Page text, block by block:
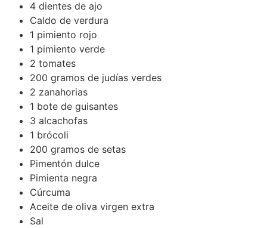
4 dientes de ajo
Caldo de verdura
1 pimiento rojo
1 pimiento verde
2 tomates
200 gramos de judías verdes
2 zanahorias
1 bote de guisantes
3 alcachofas
1 brócoli
200 gramos de setas
Pimentón dulce
Pimienta negra
Cúrcuma
Aceite de oliva virgen extra
Sal